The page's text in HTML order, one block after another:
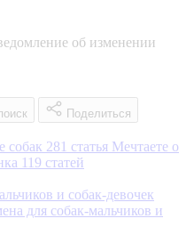
об изменении
Поделиться
собак 281 статья Мечтаете о
119 статей
для собак-мальчиков и